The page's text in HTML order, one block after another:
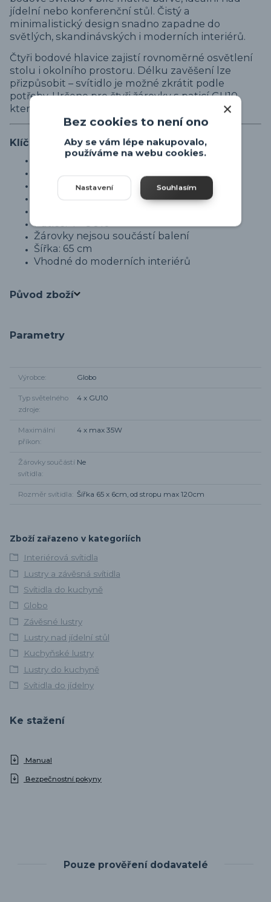
jídelní nebo konferenční stůl. Čistý a
minimalistický design snadno zapadne do
světlých, skandinávských i moderních interiérů.
Čtyři bodové hlavice zajistí rovnoměrné osvětlení
stolu i okolního prostoru. Délku zavěšení lze
přizpůsobit – svítidlo je možné zkrátit podle
potřeby. Určeno pro čtyři žárovky s paticí GU10,
které nejsou součástí balení.
Klíčové vlastnosti
Závěsné bodové svítidlo
Materiál: kov
Vhodné nad jídelní a konferenční stůl
Patice: 4× GU10
Žárovky nejsou součástí balení
Šířka: 65 cm
Vhodné do moderních interiérů
Původ zboží
Parametry
Výrobce Globo
Typ světelného
zdroje
4 x GU10
Maximální
příkon
4 x max 35W
Žárovky součástí
svítidla
Ne
Rozměr svítidla Šířka 65 x 6cm, od stropu max 120cm
Zboží zařazeno v kategoriích
Interiérová svítidla
Lustry a závěsná svítidla
Svítidla do kuchyně
Globo
Závěsné lustry
Lustry nad jídelní stůl
Kuchyňské lustry
Lustry do kuchyně
Svítidla do jídelny
Ke stažení
Manual
Bezpečnostní pokyny
Pouze prověření dodavatelé
Bez cookies to není ono
Aby se vám lépe nakupovalo,
používáme na webu cookies.
Nastavení Souhlasím